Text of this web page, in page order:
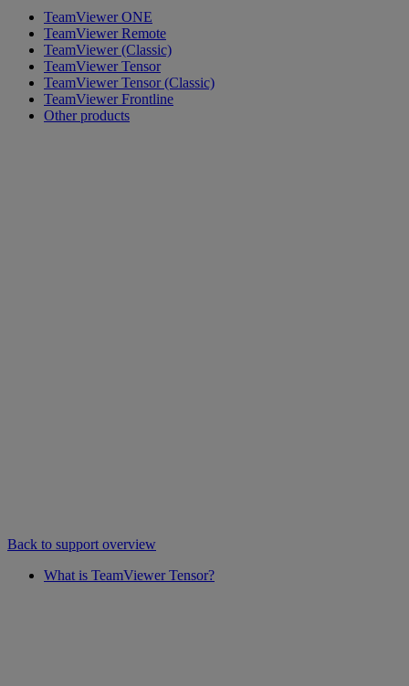
TeamViewer ONE
TeamViewer Remote
TeamViewer (Classic)
TeamViewer Tensor
TeamViewer Tensor (Classic)
TeamViewer Frontline
Other products
Back to support overview
What is TeamViewer Tensor?